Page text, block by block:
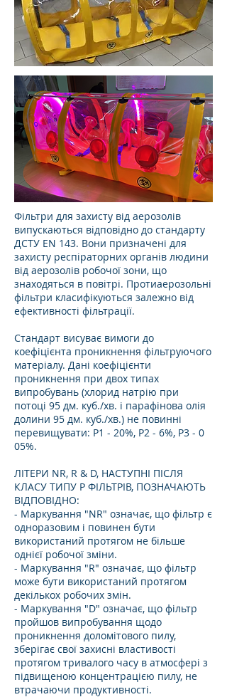
Фільтри для захисту від аерозолів
випускаються відповідно до стандарту
ДСТУ EN 143. Вони призначені для
захисту респіраторних органів людини
від аерозолів робочої зони, що
знаходяться в повітрі. Протиаерозольні
фільтри класифікуються залежно від
ефективності фільтрації.
Стандарт висуває вимоги до
коефіцієнта проникнення фільтруючого
матеріалу. Дані коефіцієнти
проникнення при двох типах
випробувань (хлорид натрію при
потоці 95 дм. куб./хв. і парафінова олія
долини 95 дм. куб./хв.) не повинні
перевищувати: P1 - 20%, P2 - 6%, P3 - 0
05%.
ЛІТЕРИ NR, R & D, НАСТУПНІ ПІСЛЯ
КЛАСУ ТИПУ P ФІЛЬТРІВ, ПОЗНАЧАЮТЬ
ВІДПОВІДНО:
- Маркування "NR" означає, що фільтр є
одноразовим і повинен бути
використаний протягом не більше
однієї робочої зміни.
- Маркування "R" означає, що фільтр
може бути використаний протягом
декількох робочих змін.
- Маркування "D" означає, що фільтр
пройшов випробування щодо
проникнення доломітового пилу,
зберігає свої захисні властивості
протягом тривалого часу в атмосфері з
підвищеною концентрацією пилу, не
втрачаючи продуктивності.